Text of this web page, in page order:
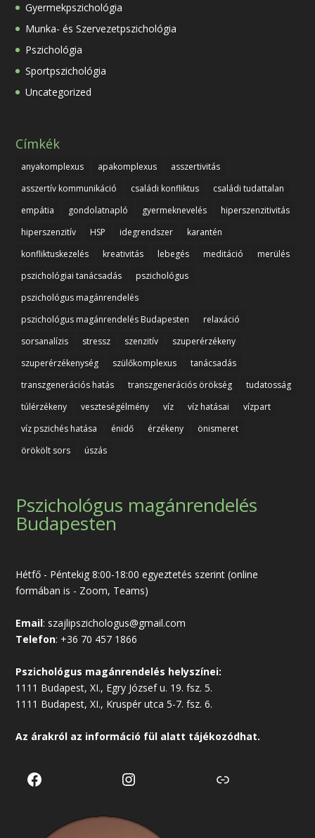
Gyermekpszichológia
Munka- és Szervezetpszichológia
Pszichológia
Sportpszichológia
Uncategorized
Címkék
anyakomplexus apakomplexus
asszertivitás
asszertív kommunikáció
családi konfliktus
családi tudattalan
empátia
gondolatnapló gyermeknevelés
hiperszenzitivitás
hiperszenzitív
HSP idegrendszer
karantén
konfliktuskezelés
kreativitás lebegés meditáció
merülés
pszichológiai tanácsadás
pszichológus
pszichológus magánrendelés
pszichológus magánrendelés Budapesten
relaxáció
sorsanalízis
stressz szenzitív
szuperérzékeny
szuperérzékenység
szülőkomplexus
tanácsadás
transzgenerációs hatás
transzgenerációs örökség
tudatosság
túlérzékeny
veszteségélmény víz víz hatásai
vízpart
víz pszichés hatása
énidő érzékeny
önismeret
örökölt sors
úszás
Pszichológus magánrendelés
Budapesten
Hétfő - Péntekig 8:00-18:00 egyeztetés szerint (online
formában is - Zoom, Teams)
Email: szajlipszichologus@gmail.com
Telefon: +36 70 457 1866
Pszichológus magánrendelés helyszínei:
1111 Budapest, XI., Egry József u. 19. fsz. 5.
1111 Budapest, XI., Kruspér utca 5-7. fsz. 6.
Az árakról az információ fül alatt tájékozódhat.
Facebook Instagram Link